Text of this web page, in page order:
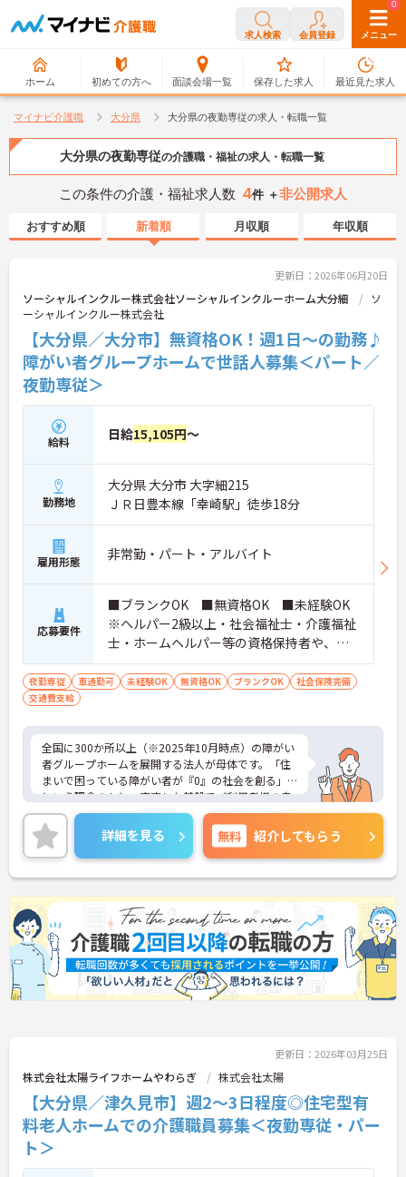
求人検索 会員登録 メニュー
ホーム 初めての方へ 面談会場一覧
0
保存した求人
0
最近見た求人
マイナビ介護職 大分県 大分県の夜勤専従の求人・転職一覧
大分県の夜勤専従の介護職・福祉の求人・転職一覧
この条件の介護・福祉求人数 4件 ＋非公開求人
おすすめ順 新着順 月収順 年収順
更新日：2026年06月20日
ソーシャルインクルー株式会社ソーシャルインクルーホーム大分細
ソ
ーシャルインクルー株式会社
【大分県／大分市】無資格OK！週1日～の勤務♪
障がい者グループホームで世話人募集＜パート／
夜勤専従＞
給料 日給15,105円～
勤務地
大分県 大分市 大字細215
ＪＲ日豊本線「幸崎駅」徒歩18分
雇用形態 非常勤・パート・アルバイト
応募要件
■ブランクOK ■無資格OK ■未経験OK
※ヘルパー2級以上・社会福祉士・介護福祉
士・ホームヘルパー等の資格保持者や、福
祉系業務経験者、障害者支援施設経験者、
生活支援員、障害者支援員、就労支援員、
夜勤専従 車通勤可 未経験OK 無資格OK ブランクOK
社会保険完備
交通費支給
全国に300か所以上（※2025年10月時点）の障がい
者グループホームを展開する法人が母体です。「住
まいで困っている障がい者が『0』の社会を創る」
という理念のもと、安定した基盤でご利用者様の自
立を支援しています。週1日からの勤務が可能で、W
ワークや扶養内での勤務も歓迎しており、ご自身の
ペースで働けます。20代から60代まで幅広い世代が
活躍中で、未経験や無資格の方でも安心してスター
トできるよう、先輩スタッフが丁寧にサポートしま
す。昇給の機会は年2回あり、頑張りが評価される環
境です。正社員登用制度や産休・育休制度も整って
いるため、ライフステージに合わせて長く働き続け
られます。介護に挑戦したい方や、空いた時間を有
効活用したい方におすすめです。ご興味のある方は
詳細等をお伝えしますので、お気軽にお問い合わせ
ください。
詳細を見る 無料 紹介してもらう
更新日：2026年03月25日
株式会社太陽ライフホームやわらぎ 株式会社太陽
【大分県／津久見市】週2～3日程度◎住宅型有
料老人ホームでの介護職員募集＜夜勤専従・パー
ト＞